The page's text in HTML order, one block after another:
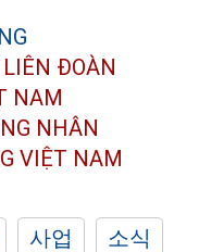
LIÊN ĐOÀN
NAM
NHÂN
VIỆT NAM
사업
소식